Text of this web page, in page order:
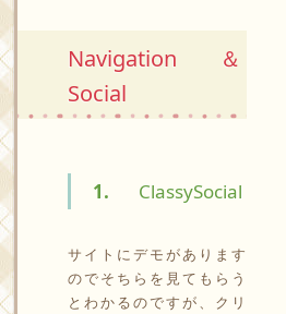
Navigation＆
Social
1. ClassySocial
サイトにデモがあります
のでそちらを見てもらう
とわかるのですが、クリ